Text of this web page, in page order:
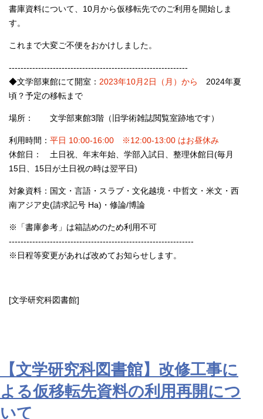
書庫資料について、10月から仮移転先でのご利用を開始しま
す。
これまで大変ご不便をおかけしました。
-------------------------------------------------------------
◆文学部東館にて開室： 2023年10月2日（月）から
2024年夏
頃？予定の移転まで
場所： 文学部東館3階（旧学術雑誌閲覧室跡地です）
利用時間： 平日 10:00-16:00 ※12:00-13:00 はお昼休み
休館日： 土日祝、年末年始、学部入試日、整理休館日(毎月
15日、15日が土日祝の時は翌平日)
対象資料：国文・言語・スラブ・文化越境・中哲文・米文・西
南アジア史(請求記号 Ha)・修論/博論
※「書庫参考」は箱詰めのため利用不可
---------------------------------------------------------------
※日程等変更があれば改めてお知らせします。
[文学研究科図書館]
【文学研究科図書館】改修工事に
よる仮移転先資料の利用再開につ
いて